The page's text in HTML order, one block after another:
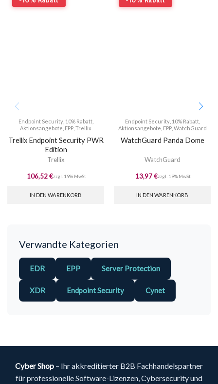
Endpoint Security, 10% Rabatt,
Aktionsangebote EPP Trellix
Trellix Endpoint Security PWR
Edition
Trellix
106,52€zzgl. 19% MwSt
IN DEN WARENKORB
Endpoint Security, 10% Rabatt,
Aktionsangebote EPP, WatchGuard
WatchGuard Panda Dome
WatchGuard
13,97€zzgl. 19% MwSt
IN DEN WARENKORB
Verwandte Kategorien
EDR EPP Server Protection
XDR Endpoint Security Cynet
Cyber Shop – Ihr akkreditierter B2B Fachhandelspartner
für professionelle Software-Lizenzen, Cybersecurity und